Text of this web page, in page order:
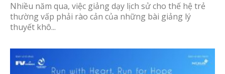
Nhiều năm qua, việc giảng dạy lịch sử cho thế hệ trẻ
thường vấp phải rào cản của những bài giảng lý
thuyết khô...